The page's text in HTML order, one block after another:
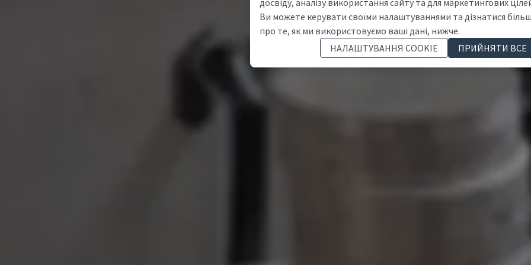
досвіду, аналізу використання сайту та для маркетингових
Ви можете керувати своїми налаштуваннями та дізнатися
про те, як ми використовуємо ваші дані, нижче.
НАЛАШТУВАННЯ COOKIE
ПРИЙНЯТИ ВСЕ